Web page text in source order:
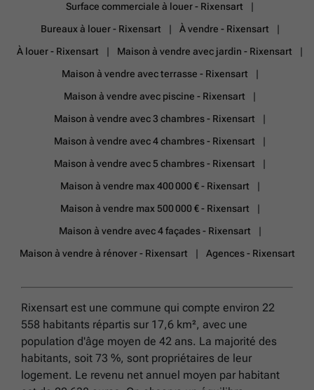
Surface commerciale à louer - Rixensart
Bureaux à louer - Rixensart
À vendre - Rixensart
À louer - Rixensart
Maison à vendre avec jardin - Rixensart
Maison à vendre avec terrasse - Rixensart
Maison à vendre avec piscine - Rixensart
Maison à vendre avec 3 chambres - Rixensart
Maison à vendre avec 4 chambres - Rixensart
Maison à vendre avec 5 chambres - Rixensart
Maison à vendre max 400 000 € - Rixensart
Maison à vendre max 500 000 € - Rixensart
Maison à vendre avec 4 façades - Rixensart
Maison à vendre à rénover - Rixensart
Agences - Rixensart
Rixensart est une commune qui compte environ 22
558 habitants répartis sur 17,6 km², avec une
population d'âge moyen de 42 ans. La majorité des
habitants, soit 73 %, sont propriétaires de leur
logement. Le revenu net annuel moyen par habitant